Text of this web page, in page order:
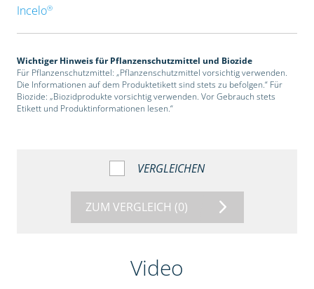
Incelo®
Wichtiger Hinweis für Pflanzenschutzmittel und Biozide
Für Pflanzenschutzmittel: „Pflanzenschutzmittel vorsichtig verwenden.
Die Informationen auf dem Produktetikett sind stets zu befolgen.“ Für
Biozide: „Biozidprodukte vorsichtig verwenden. Vor Gebrauch stets
Etikett und Produktinformationen lesen.“
VERGLEICHEN
ZUM VERGLEICH (0)
Video